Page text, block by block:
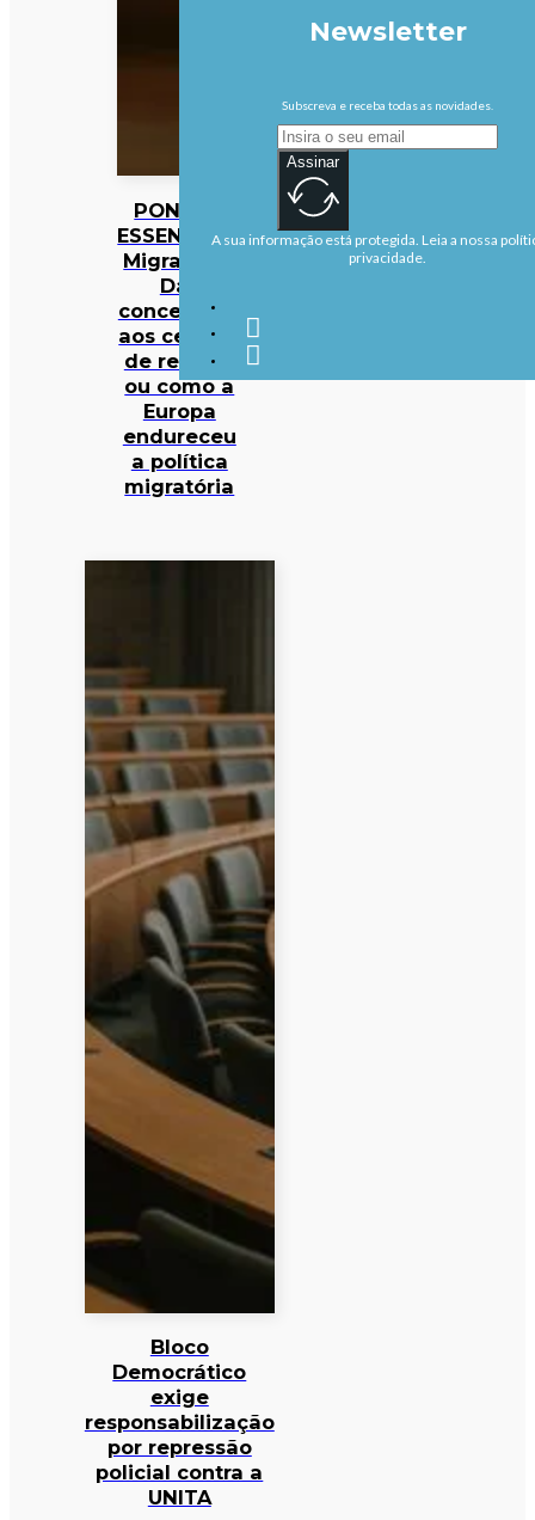
PONTOS
ESSENCIAIS:
Migrações:
Das
concertinas
aos centros
de retorno
ou como a
Europa
endureceu
a política
migratória
Bloco
Democrático
exige
responsabilização
por repressão
policial contra a
UNITA
Newsletter
Subscreva e receba todas as novidades.
Assinar
A sua informação está protegida. Leia a nossa
privacidade.